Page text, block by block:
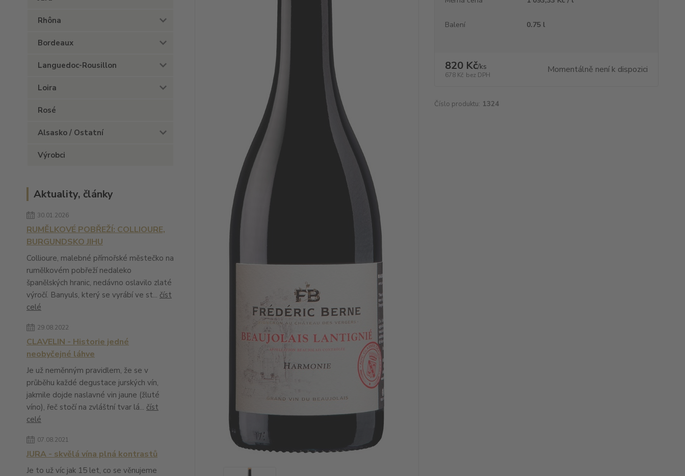
Rhôna
Bordeaux
Languedoc-Rousillon
Loira
Rosé
Alsasko / Ostatní
Výrobci
Aktuality, články
30.01.2026
RUMĚLKOVÉ POBŘEŽÍ: COLLIOURE,
BURGUNDSKO JIHU
Collioure, malebné přímořské městečko na
rumělkovém pobřeží nedaleko
španělských hranic, nedávno oslavilo zlaté
výročí. Banyuls, který se vyrábí ve st... číst
celé
29.08.2022
CLAVELIN - Historie jedné
neobyčejné láhve
Je už neměnným pravidlem, že se v
průběhu každé degustace jurských vín,
jakmile dojde naslavné vin jaune (žluté
víno), řeč stočí na zvláštní tvar lá... číst
celé
07.08.2021
JURA - skvělá vína plná kontrastů
Je to už víc jak 15 let, co se věnujeme
Balení 0.75 l
820 Kč/ks
678 Kč bez DPH Momentálně není k dispozici
Číslo produktu: 1324